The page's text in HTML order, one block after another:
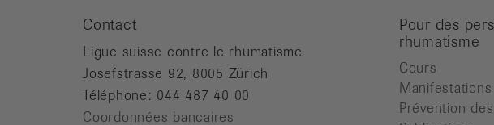
Contact
Ligue suisse contre le rhumatisme
Josefstrasse 92, 8005 Zürich
Téléphone: 044 487 40 00
Coordonnées bancaires
Pour des
rhumatisme
Cours
Manifestations
Prévention